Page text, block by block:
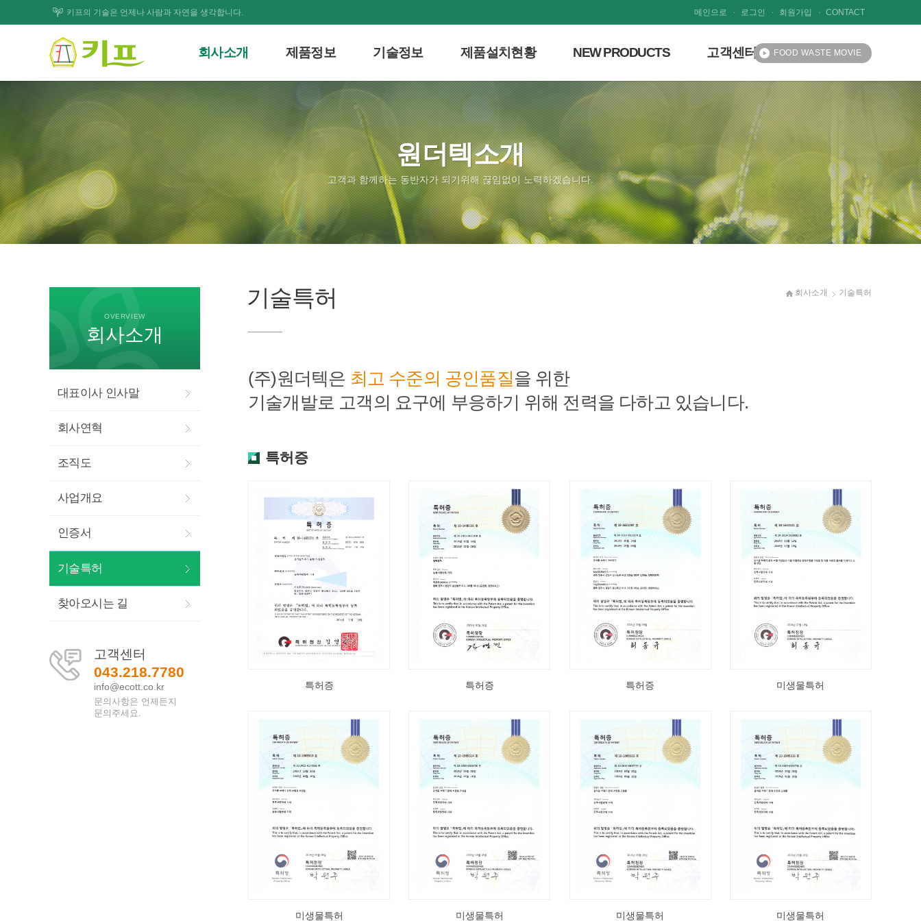
키프의 기술은 언제나 사람과 자연을 생각합니다. 메인으로 . 로그인 . 회원가입 . CONTACT
회사소개
기술특허
찾아오시는길
제품정보
시스템소개
처리계통도
폐기물처리공정비교
제품장점
기대효과
제품사양·운영비
기술정보
음식물쓰레기처리
분해ㆍ소멸화 원리
상온미생물의 필요성
분해소멸과정
미생물활동 및 안정성
제품설치현황
설치이용현황
NEW PRODUCTS
항균 나노 원적외선 헬스케어존
고객센터
NEWS·NOTICE
파트너사랑방
고객사랑방
FOOD WASTE MOVIE
원더텍소개
고객과 함께하는 동반자가 되기위해 끊임없이 노력하겠습니다.
OVERVIEW
회사소개
대표이사 인사말
회사연혁
조직도
사업개요
인증서
기술특허
찾아오시는 길
고객센터
043.218.7780
info@ecott.co.kr
문의사항은 언제든지
문의주세요.
기술특허 회사소개 기술특허
(주)원더텍은 최고 수준의 공인품질을 위한
기술개발로 고객의 요구에 부응하기 위해 전력을 다하고 있습니다.
특허증
특허증 특허증 특허증 미생물특허
미생물특허 미생물특허 미생물특허 미생물특허